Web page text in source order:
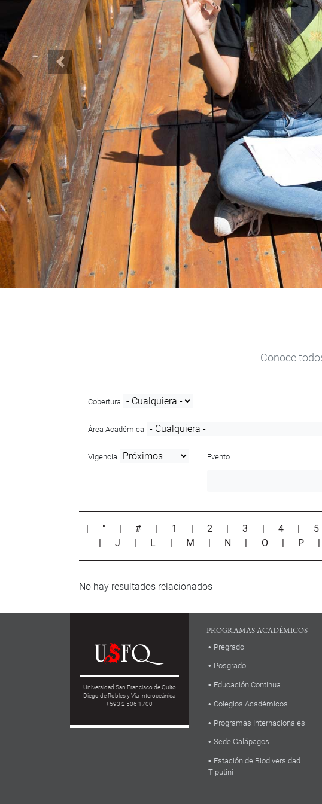
Anterior
Conoce
Cobertura
Área Académica
Vigencia Evento
" # 1 2 |3 4 5
J L M N O P
No hay resultados relacionados
Universidad San Francisco de Quito
Diego de Robles y Vía Interoceánica
+593 2 506 1700
PROGRAMAS ACADÉMICOS
Pregrado
Posgrado
Educación Continua
Colegios Académicos
Programas Internacionales
Sede Galápagos
Estación de Biodiversidad
Tiputini